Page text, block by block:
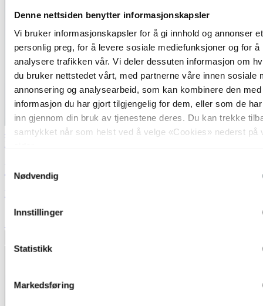
Denne nettsiden benytter informasjonskapsler
Vi bruker informasjonskapsler for å gi innhold og annonser et
personlig preg, for å levere sosiale mediefunksjoner og for å
analysere trafikken vår. Vi deler dessuten informasjon om
du bruker nettstedet vårt, med partnerne våre innen sosiale
annonsering og analysearbeid, som kan kombinere den med
informasjon du har gjort tilgjengelig for dem, eller som de
inn gjennom din bruk av tjenestene deres. Du kan trekke
samtykket når som helst ved å velge «Cookies» nederst på
Samtykkevalg
Nødvendig
Innstillinger
Statistikk
Markedsføring
40% ved kjøp av 2 eller flere
Philips
Wawel LED plafond taklampe 38cm hvit
kr 499,-
Produktdatablad